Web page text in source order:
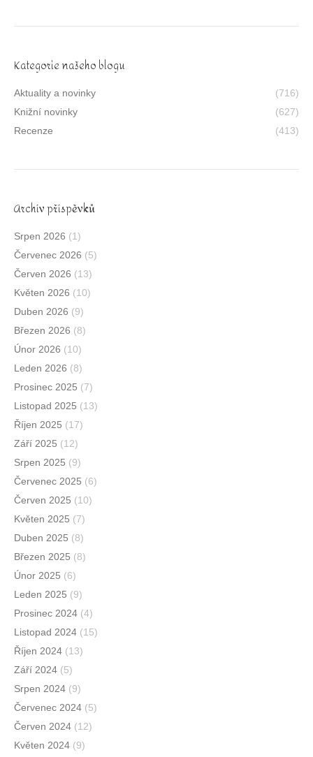
Kategorie našeho blogu
Aktuality a novinky
(716)
Knižní novinky
(627)
Recenze
(413)
Archív příspěvků
Srpen 2026 (1)
Červenec 2026 (5)
Červen 2026 (13)
Květen 2026 (10)
Duben 2026 (9)
Březen 2026 (8)
Únor 2026 (10)
Leden 2026 (8)
Prosinec 2025 (7)
Listopad 2025 (13)
Říjen 2025 (17)
Září 2025 (12)
Srpen 2025 (9)
Červenec 2025 (6)
Červen 2025 (10)
Květen 2025 (7)
Duben 2025 (8)
Březen 2025 (8)
Únor 2025 (6)
Leden 2025 (9)
Prosinec 2024 (4)
Listopad 2024 (15)
Říjen 2024 (13)
Září 2024 (5)
Srpen 2024 (9)
Červenec 2024 (5)
Červen 2024 (12)
Květen 2024 (9)